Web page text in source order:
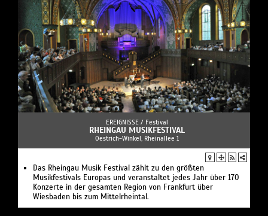
EREIGNISSE / Festival
RHEINGAU MUSIKFESTIVAL
Oestrich-Winkel, Rheinallee 1
Das Rheingau Musik Festival zählt zu den größten
Musikfestivals Europas und veranstaltet jedes Jahr über 170
Konzerte in der gesamten Region von Frankfurt über
Wiesbaden bis zum Mittelrheintal.